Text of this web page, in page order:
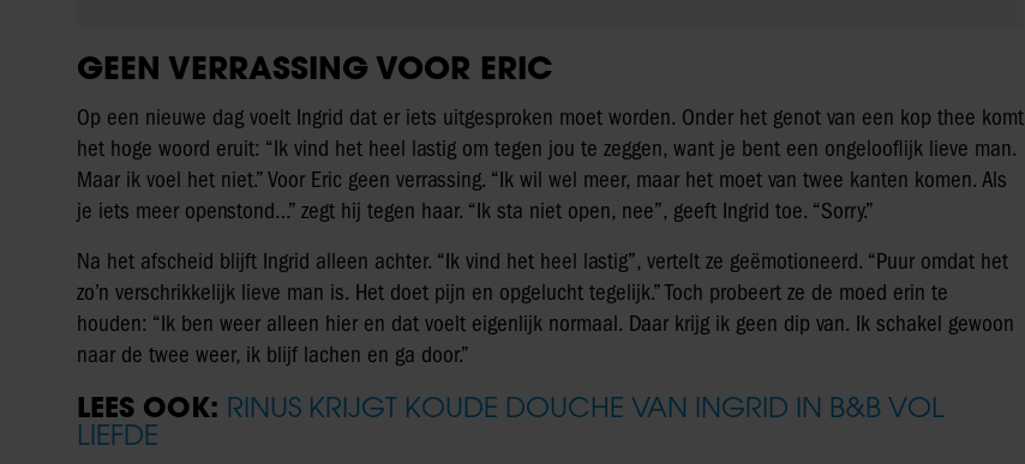
GEEN VERRASSING VOOR ERIC
Op een nieuwe dag voelt Ingrid dat er iets uitgesproken moet worden. Onder het genot van een kop thee komt
het hoge woord eruit: “Ik vind het heel lastig om tegen jou te zeggen, want je bent een ongelooflijk lieve man.
Maar ik voel het niet.” Voor Eric geen verrassing. “Ik wil wel meer, maar het moet van twee kanten komen. Als
je iets meer openstond…” zegt hij tegen haar. “Ik sta niet open, nee”, geeft Ingrid toe. “Sorry.”
Na het afscheid blijft Ingrid alleen achter. “Ik vind het heel lastig”, vertelt ze geëmotioneerd. “Puur omdat het
zo’n verschrikkelijk lieve man is. Het doet pijn en opgelucht tegelijk.” Toch probeert ze de moed erin te
houden: “Ik ben weer alleen hier en dat voelt eigenlijk normaal. Daar krijg ik geen dip van. Ik schakel gewoon
naar de twee weer, ik blijf lachen en ga door.”
LEES OOK: RINUS KRIJGT KOUDE DOUCHE VAN INGRID IN B&B VOL
LIEFDE